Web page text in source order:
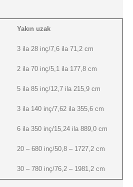
Yakın uzak
3 ila 28 inç/7,6 ila 71,2 cm
2 ila 70 inç/5,1 ila 177,8 cm
5 ila 85 inç/12,7 ila 215,9 cm
3 ila 140 inç/7,62 ila 355,6 cm
6 ila 350 inç/15,24 ila 889,0 cm
20 – 680 inç/50,8 – 1727,2 cm
30 – 780 inç/76,2 – 1981,2 cm